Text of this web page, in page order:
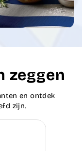
zeggen
en ontdek
zijn.